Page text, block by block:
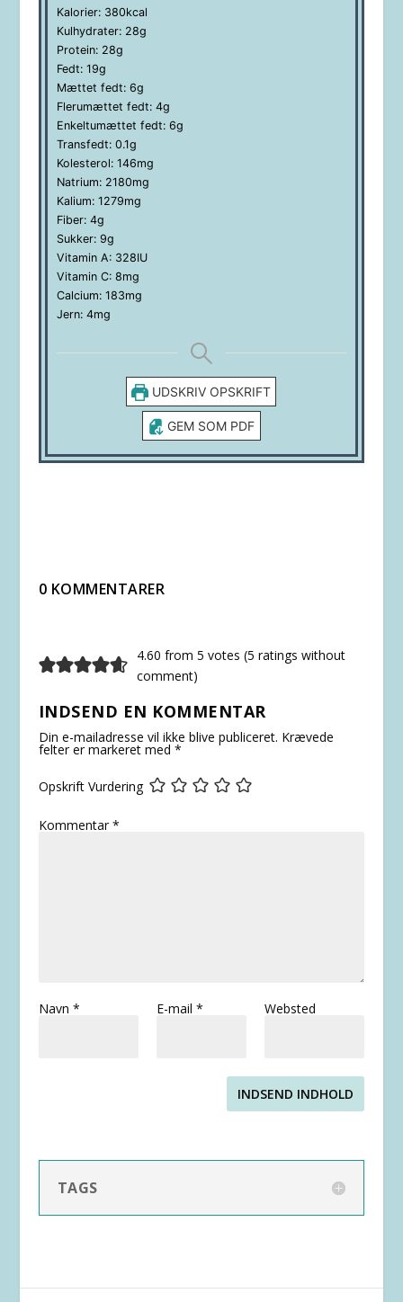
Kalorier: 380kcal
Kulhydrater: 28g
Protein: 28g
Fedt: 19g
Mættet fedt: 6g
Flerumættet fedt: 4g
Enkeltumættet fedt: 6g
Transfedt: 0.1g
Kolesterol: 146mg
Natrium: 2180mg
Kalium: 1279mg
Fiber: 4g
Sukker: 9g
Vitamin A: 328IU
Vitamin C: 8mg
Calcium: 183mg
Jern: 4mg
UDSKRIV OPSKRIFT
GEM SOM PDF
0 KOMMENTARER
4.60 from 5 votes (5 ratings without
comment)
INDSEND EN KOMMENTAR
Din e-mailadresse vil ikke blive publiceret. Krævede
felter er markeret med *
Opskrift Vurdering
Kommentar*
Navn * E-mail * Websted
INDSEND INDHOLD
TAGS